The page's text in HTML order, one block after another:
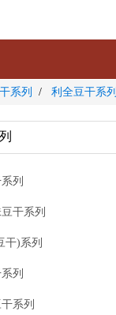
系列 利全豆干系列
列
干系列
干)系列
列
系列